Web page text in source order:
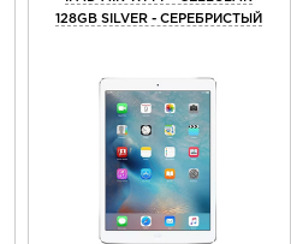
128GB SILVER - СЕРЕБРИСТЫЙ